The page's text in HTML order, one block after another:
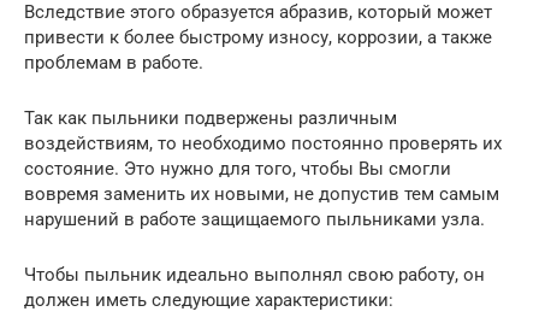
Вследствие этого образуется абразив, который может
привести к более быстрому износу, коррозии, а также
проблемам в работе.
Так как пыльники подвержены различным
воздействиям, то необходимо постоянно проверять их
состояние. Это нужно для того, чтобы Вы смогли
вовремя заменить их новыми, не допустив тем самым
нарушений в работе защищаемого пыльниками узла.
Чтобы пыльник идеально выполнял свою работу, он
должен иметь следующие характеристики: